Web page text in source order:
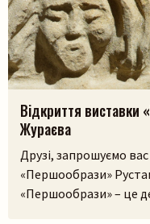
Відкриття виставки
Жураєва
Друзі, запрошуємо
«Першообрази»
«Першообрази» – це